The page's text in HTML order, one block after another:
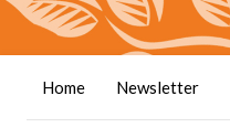
Home Newsletter